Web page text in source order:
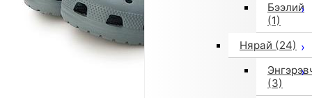
Бээлий
(1)
Нярай (24)
(3)